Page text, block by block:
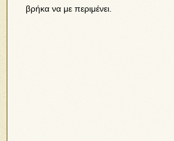
βρήκα να με περιμένει.